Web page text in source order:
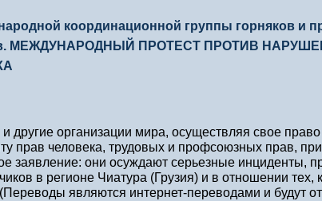
координационной группы горняков и
МЕЖДУНАРОДНЫЙ ПРОТЕСТ ПРОТИВ
другие организации мира, осуществляя свое право
прав человека, трудовых и профсоюзных прав,
заявление: они осуждают серьезные инциденты,
в регионе Чиатура (Грузия) и в отношении тех,
являются интернет-переводами и будут